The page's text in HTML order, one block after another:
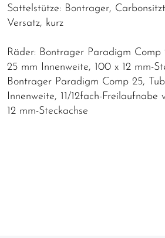
Sattelstütze: Bontrager,
Versatz, kurz
Räder: Bontrager Paradigm Comp
25 mm Innenweite, 100 x 12 mm-
Bontrager Paradigm Comp 25,
Innenweite, 11/12fach-Freilaufnabe
12 mm-Steckachse